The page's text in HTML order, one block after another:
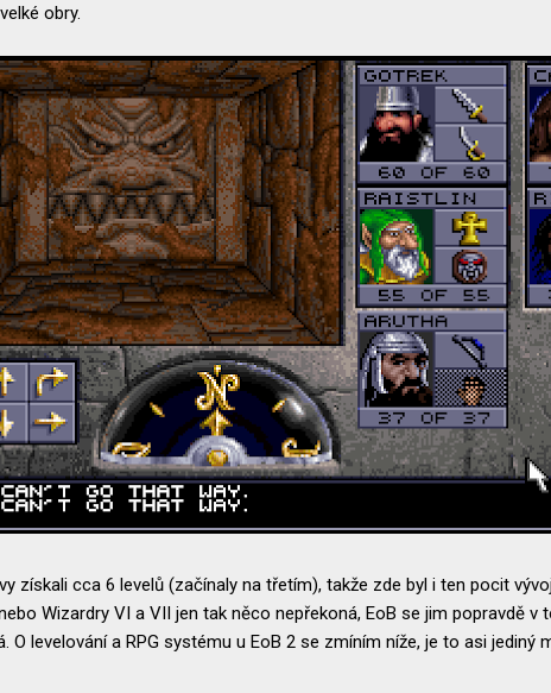
obry.
získali cca 6 levelů (začínaly na třetím), takže zde byl i ten pocit
Wizardry VI a VII jen tak něco nepřekoná, EoB se jim popravdě v
O levelování a RPG systému u EoB 2 se zmíním níže, je to asi jediný